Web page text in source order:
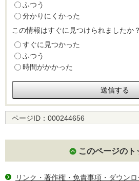
ふつう
分かりにくかった
この情報はすぐに見つけられましたか？
すぐに見つかった
ふつう
時間がかかった
ページID： 000244656
このページのト
リンク・著作権・免責事項・ダウンロ